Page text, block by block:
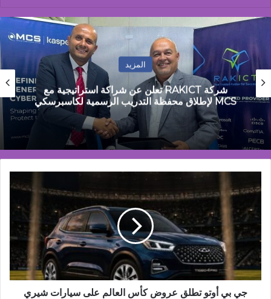
المزيد
شركة RAKICT تعلن عن شراكة استراتيجية مع
MCS لإطلاق محفظة التدريب الرسمية لكاسبرسكي
بي
تطلق
عروض
كأس
العالم
على
سيارات
شيريجي بي أوتو تطلق عروض كأس العالم على سيارات شيري